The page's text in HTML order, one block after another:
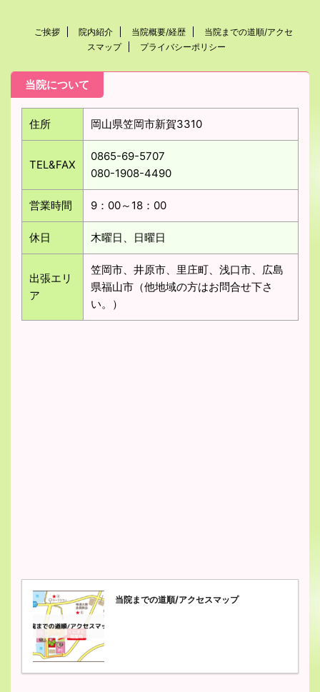
ご挨拶 院内紹介 当院概要/経歴
当院までの道順/アクセ
スマップ
プライバシーポリシー
当院について
住所 岡山県笠岡市新賀3310
TEL&FAX
0865-69-5707
080-1908-4490
営業時間 9：00～18：00
休日 木曜日、日曜日
出張エリ
ア
笠岡市、井原市、里庄町、浅口市、広島
県福山市（他地域の方はお問合せ下さ
い。）
当院までの道順/アクセスマップ